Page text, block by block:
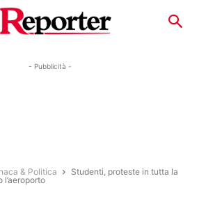
- Pubblicità -
& Politica
Studenti, proteste in tutta la